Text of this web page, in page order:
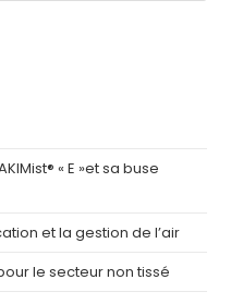
« E »et sa buse
et la gestion de l’air
le secteur non tissé